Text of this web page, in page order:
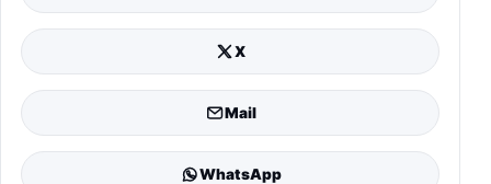
X
Mail
WhatsApp